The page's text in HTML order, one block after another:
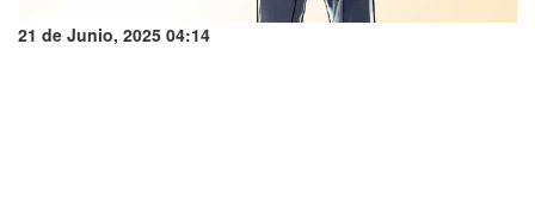
21 de Junio, 2025 04:14